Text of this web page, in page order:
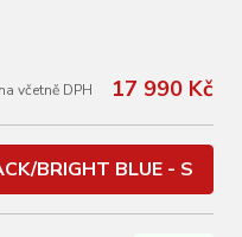
včetně DPH 17 990 Kč
BRIGHT BLUE - S